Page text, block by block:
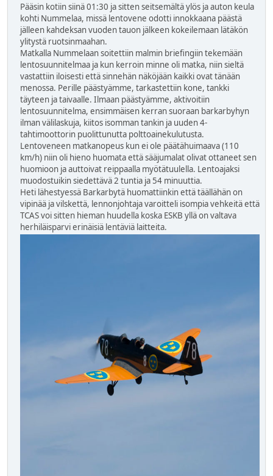
Pääsin kotiin siinä 01:30 ja sitten seitsemältä ylös ja auton keula
kohti Nummelaa, missä lentovene odotti innokkaana päästä
jälleen kahdeksan vuoden tauon jälkeen kokeilemaan lätäkön
ylitystä ruotsinmaahan.
Matkalla Nummelaan soitettiin malmin briefingiin tekemään
lentosuunnitelmaa ja kun kerroin minne oli matka, niin sieltä
vastattiin iloisesti että sinnehän näköjään kaikki ovat tänään
menossa. Perille päästyämme, tarkastettiin kone, tankki
täyteen ja taivaalle. Ilmaan päästyämme, aktivoitiin
lentosuunnitelma, ensimmäisen kerran suoraan barkarbyhyn
ilman välilaskuja, kiitos isomman tankin ja uuden 4-
tahtimoottorin puolittunutta polttoainekulutusta.
Lentoveneen matkanopeus kun ei ole päätähuimaava (110
km/h) niin oli hieno huomata että sääjumalat olivat ottaneet sen
huomioon ja auttoivat reippaalla myötätuulella. Lentoajaksi
muodostuikin siedettävä 2 tuntia ja 54 minuuttia.
Heti lähestyessä Barkarbytä huomattiinkin että täällähän on
vipinää ja vilskettä, lennonjohtaja varoitteli isompia vehkeitä että
TCAS voi sitten hieman huudella koska ESKB yllä on valtava
herhiläisparvi erinäisiä lentäviä laitteita.